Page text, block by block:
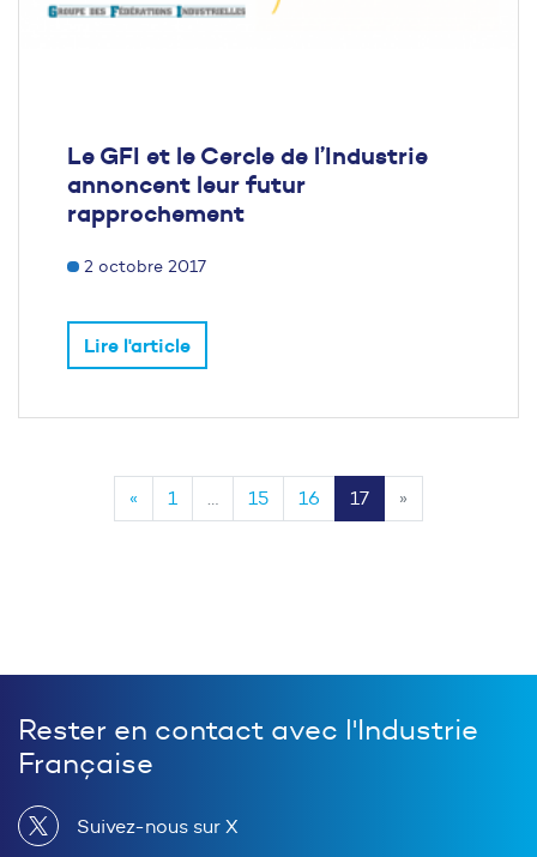
Le GFI et le Cercle de l’Industrie
annoncent leur futur
rapprochement
2 octobre 2017
Lire l'article
« Page précédente
1 … 15 16 17 »
Rester en contact avec l'Industrie
Française
Suivez-nous sur X